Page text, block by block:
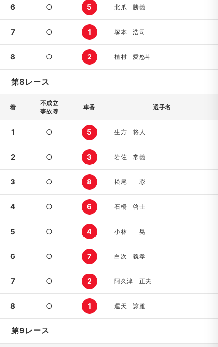
6 ○ 5 北爪 勝義
7 ○ 1 塚本 浩司
8 ○ 2 植村 愛悠斗
第8レース
着
不成立
事故等
車番 選手名
1 ○ 5 生方 将人
2 ○ 3 岩佐 常義
3 ○ 8 松尾 彩
4 ○ 6 石橋 啓士
5 ○ 4 小林 晃
6 ○ 7 白次 義孝
7 ○ 2 阿久津 正夫
8 ○ 1 運天 諒雅
第9レース